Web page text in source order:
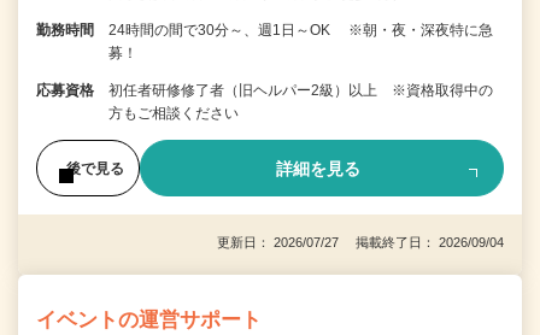
勤務時間
24時間の間で30分～、週1日～OK ※朝・夜・深夜特に急
募！
応募資格
初任者研修修了者（旧ヘルパー2級）以上 ※資格取得中の
方もご相談ください
後で見る 詳細を見る
更新日： 2026/07/27 掲載終了日： 2026/09/04
イベントの運営サポート